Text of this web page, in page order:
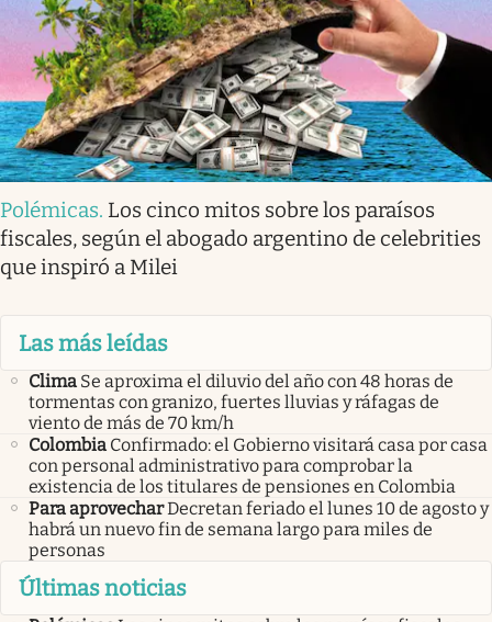
Polémicas. Los cinco mitos sobre los paraísos
fiscales, según el abogado argentino de celebrities
que inspiró a Milei
Las más leídas
Clima Se aproxima el diluvio del año con 48 horas de
tormentas con granizo, fuertes lluvias y ráfagas de
viento de más de 70 km/h
Colombia Confirmado: el Gobierno visitará casa por casa
con personal administrativo para comprobar la
existencia de los titulares de pensiones en Colombia
Para aprovecharDecretan feriado el lunes 10 de agosto y
habrá un nuevo fin de semana largo para miles de
personas
Últimas noticias